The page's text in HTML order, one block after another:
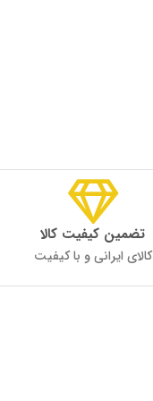
تضمین کیفیت کالا
کالای ایرانی و با کیفیت